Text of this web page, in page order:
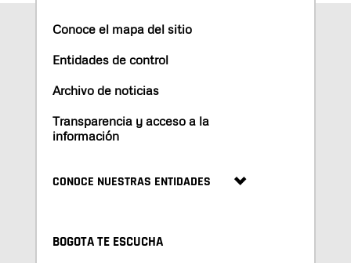
Conoce el mapa del sitio
Entidades de control
Archivo de noticias
Transparencia y acceso a la
información
CONOCE NUESTRAS ENTIDADES
BOGOTA TE ESCUCHA